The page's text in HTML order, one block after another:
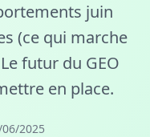
juin
(ce qui marche
futur du GEO
en place.
2025